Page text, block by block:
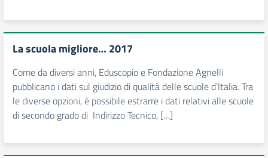
La scuola migliore… 2017
Come da diversi anni, Eduscopio e Fondazione Agnelli
pubblicano i dati sul giudizio di qualità delle scuole d’Italia. Tra
le diverse opzioni, è possibile estrarre i dati relativi alle scuole
di secondo grado di Indirizzo Tecnico, […]